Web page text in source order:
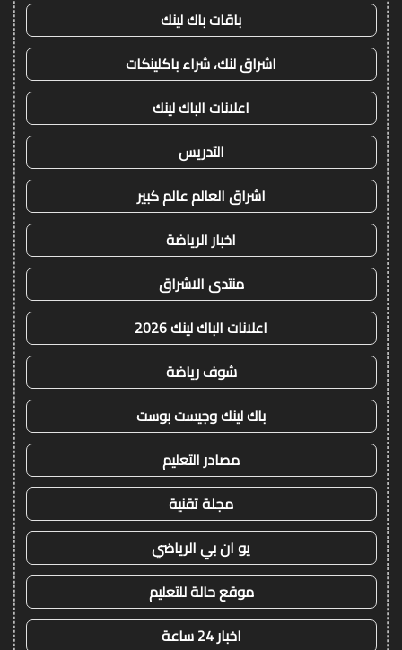
باقات باك لينك
اشراق لنك، شراء باكلينكات
اعلانات الباك لينك
التدريس
اشراق العالم عالم كبير
اخبار الرياضة
منتدى الاشراق
اعلانات الباك لينك 2026
شوف رياضة
باك لينك وجيست بوست
مصادر التعليم
مجلة تقنية
يو ان بي الرياضي
موقع حالة للتعليم
اخبار 24 ساعة